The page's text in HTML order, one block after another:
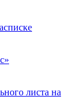
листа на